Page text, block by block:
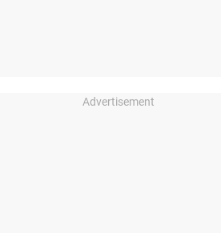
Advertisement